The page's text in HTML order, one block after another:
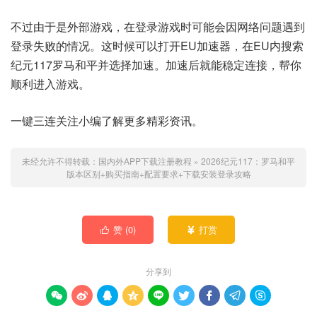
不过由于是外部游戏，在登录游戏时可能会因网络问题遇到
登录失败的情况。这时候可以打开EU加速器，在EU内搜索
纪元117罗马和平并选择加速。加速后就能稳定连接，帮你
顺利进入游戏。
一键三连关注小编了解更多精彩资讯。
未经允许不得转载： 国内外APP下载注册教程 » 2026纪元117：罗马和平
版本区别+购买指南+配置要求+下载安装登录攻略
 赞 (0)  打赏
分享到
        